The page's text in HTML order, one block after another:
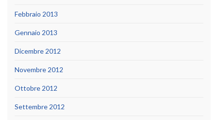
Febbraio 2013
Gennaio 2013
Dicembre 2012
Novembre 2012
Ottobre 2012
Settembre 2012